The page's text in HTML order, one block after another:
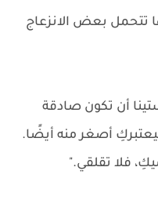
تتحمل بعض الانزعاج
أن تكون صادقة
أصغر منه أيضًا.
فلا تقلقي."